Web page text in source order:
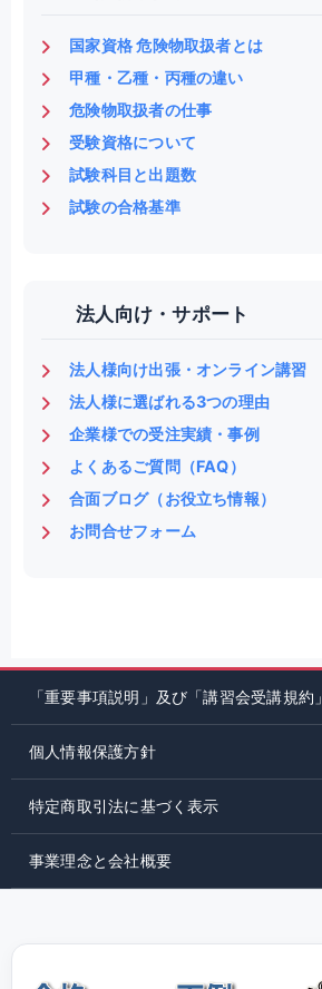
国家資格 危険物取扱者とは
甲種・乙種・丙種の違い
危険物取扱者の仕事
受験資格について
試験科目と出題数
試験の合格基準
法人向け・サポート
法人様向け出張・オンライン講習
法人様に選ばれる3つの理由
企業様での受注実績・事例
よくあるご質問（FAQ）
合面ブログ（お役立ち情報）
お問合せフォーム
「重要事項説明」及び「講習会受講規約」
個人情報保護方針
特定商取引法に基づく表示
事業理念と会社概要